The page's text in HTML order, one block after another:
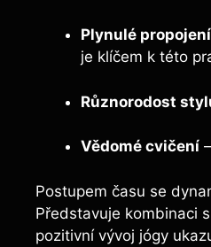
Plynulé
je klíčem k této
Různorodost
Vědomé cvičení
Postupem času se
Představuje kombinaci
pozitivní vývoj jógy